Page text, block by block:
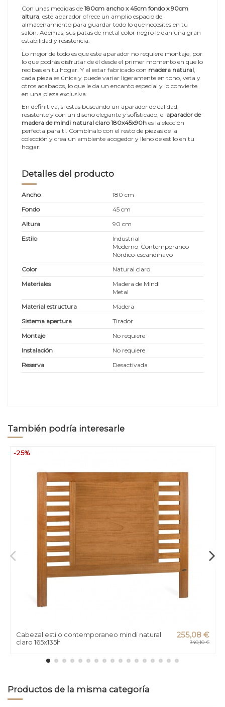
Con unas medidas de 180cm ancho x 45cm fondo x 90cm
altura, este aparador ofrece un amplio espacio de
almacenamiento para guardar todo lo que necesites en tu
salón. Además, sus patas de metal color negro le dan una gran
estabilidad y resistencia.
Lo mejor de todo es que este aparador no requiere montaje, por
lo que podrás disfrutar de él desde el primer momento en que lo
recibas en tu hogar. Y al estar fabricado con madera natural
cada pieza es única y puede variar ligeramente en tono, veta y
otros acabados, lo que le da un encanto especial y lo convierte
en una pieza exclusiva.
En definitiva, si estás buscando un aparador de calidad,
resistente y con un diseño elegante y sofisticado, el aparador de
madera de mindi natural claro 180x45x90h es la elección
perfecta para ti. Combínalo con el resto de piezas de la
colección y crea un ambiente acogedor y lleno de estilo en tu
hogar.
Detalles del producto
Ancho
180 cm
Fondo
45 cm
Altura
90 cm
Estilo
Industrial
Moderno-Contemporaneo
Nórdico-escandinavo
Color
Natural claro
Materiales
Madera de Mindi
Metal
Material estructura
Madera
Sistema apertura
Tirador
Montaje
No requiere
Instalación
No requiere
Reserva
Desactivada
También podría interesarle
-25%
Cabezal estilo contemporaneo mindi natural
claro 165x135h
255,08 €
340,10 €
Productos de la misma categoría